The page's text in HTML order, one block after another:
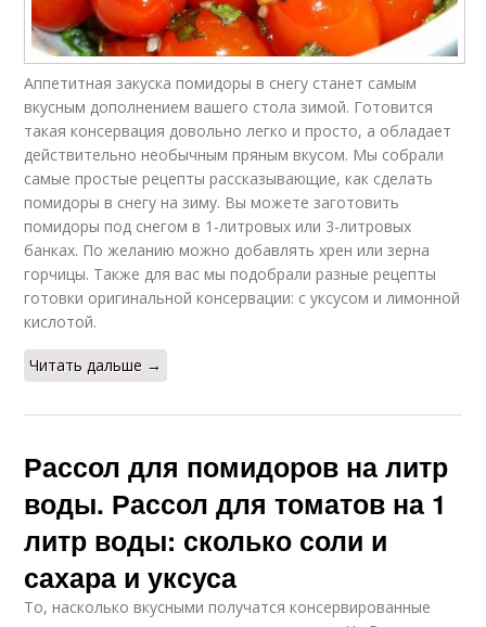
Аппетитная закуска помидоры в снегу станет самым
вкусным дополнением вашего стола зимой. Готовится
такая консервация довольно легко и просто, а обладает
действительно необычным пряным вкусом. Мы собрали
самые простые рецепты рассказывающие, как сделать
помидоры в снегу на зиму. Вы можете заготовить
помидоры под снегом в 1-литровых или 3-литровых
банках. По желанию можно добавлять хрен или зерна
горчицы. Также для вас мы подобрали разные рецепты
готовки оригинальной консервации: с уксусом и лимонной
кислотой.
Читать дальше →
Рассол для помидоров на литр
воды. Рассол для томатов на 1
литр воды: сколько соли и
сахара и уксуса
То, насколько вкусными получатся консервированные